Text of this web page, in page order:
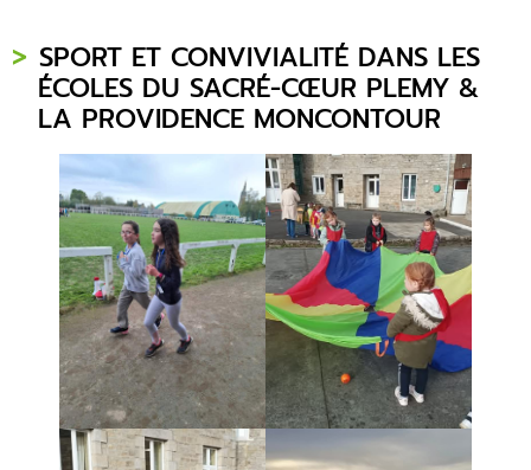
SPORT ET CONVIVIALITÉ DANS LES
ÉCOLES DU SACRÉ-CŒUR PLEMY &
LA PROVIDENCE MONCONTOUR